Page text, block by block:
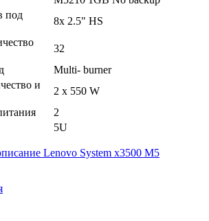
под
8x 2.5" HS
32
Multi- burner
и
2 x 550 W
2
5U
Lenovo System x3500 M5